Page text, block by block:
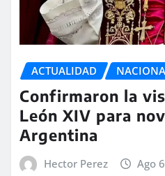
ACTUALIDAD
Confirmaron la
León XIV para
Argentina
Hector Perez Ago